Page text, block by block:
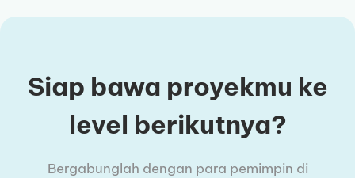
Siap bawa proyekmu ke
level berikutnya?
Bergabunglah dengan para pemimpin di